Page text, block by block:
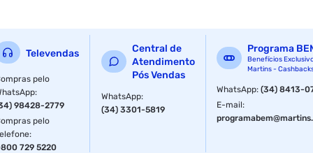
durabilidade a ponta.
- Cabo de força: Certificado pelo Inmetro.
- Potência de consumo: 50W
- Temperatura máxima: 510°C
- Peso: 155g.
Televendas
pelo
:
98428-2779
pelo
:
729 5220
Central de
Atendimento
Pós Vendas
WhatsApp:
(34) 3301-5819
Programa
Benefícios
Martins -
WhatsApp:(34) 8413-
E-mail: